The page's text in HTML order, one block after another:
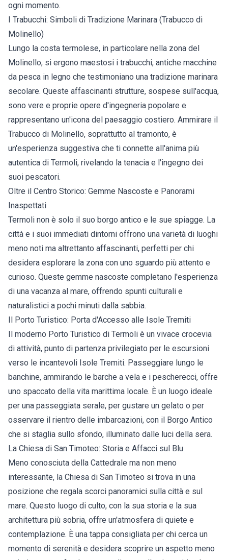
ogni momento.
I Trabucchi: Simboli di Tradizione Marinara (Trabucco di
Molinello)
Lungo la costa termolese, in particolare nella zona del
Molinello, si ergono maestosi i trabucchi, antiche macchine
da pesca in legno che testimoniano una tradizione marinara
secolare. Queste affascinanti strutture, sospese sull'acqua,
sono vere e proprie opere d'ingegneria popolare e
rappresentano un'icona del paesaggio costiero. Ammirare il
Trabucco di Molinello, soprattutto al tramonto, è
un'esperienza suggestiva che ti connette all'anima più
autentica di Termoli, rivelando la tenacia e l'ingegno dei
suoi pescatori.
Oltre il Centro Storico: Gemme Nascoste e Panorami
Inaspettati
Termoli non è solo il suo borgo antico e le sue spiagge. La
città e i suoi immediati dintorni offrono una varietà di luoghi
meno noti ma altrettanto affascinanti, perfetti per chi
desidera esplorare la zona con uno sguardo più attento e
curioso. Queste gemme nascoste completano l'esperienza
di una vacanza al mare, offrendo spunti culturali e
naturalistici a pochi minuti dalla sabbia.
Il Porto Turistico: Porta d'Accesso alle Isole Tremiti
Il moderno Porto Turistico di Termoli è un vivace crocevia
di attività, punto di partenza privilegiato per le escursioni
verso le incantevoli Isole Tremiti. Passeggiare lungo le
banchine, ammirando le barche a vela e i pescherecci, offre
uno spaccato della vita marittima locale. È un luogo ideale
per una passeggiata serale, per gustare un gelato o per
osservare il rientro delle imbarcazioni, con il Borgo Antico
che si staglia sullo sfondo, illuminato dalle luci della sera.
La Chiesa di San Timoteo: Storia e Affacci sul Blu
Meno conosciuta della Cattedrale ma non meno
interessante, la Chiesa di San Timoteo si trova in una
posizione che regala scorci panoramici sulla città e sul
mare. Questo luogo di culto, con la sua storia e la sua
architettura più sobria, offre un'atmosfera di quiete e
contemplazione. È una tappa consigliata per chi cerca un
momento di serenità e desidera scoprire un aspetto meno